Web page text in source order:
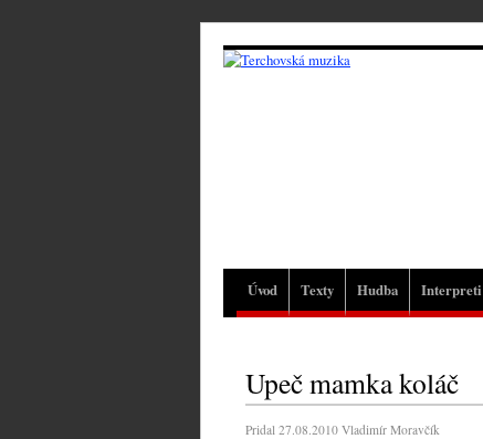
Úvod Texty Hudba Interpreti
Upeč mamka koláč
Pridal 27.08.2010 Vladimír Moravčík